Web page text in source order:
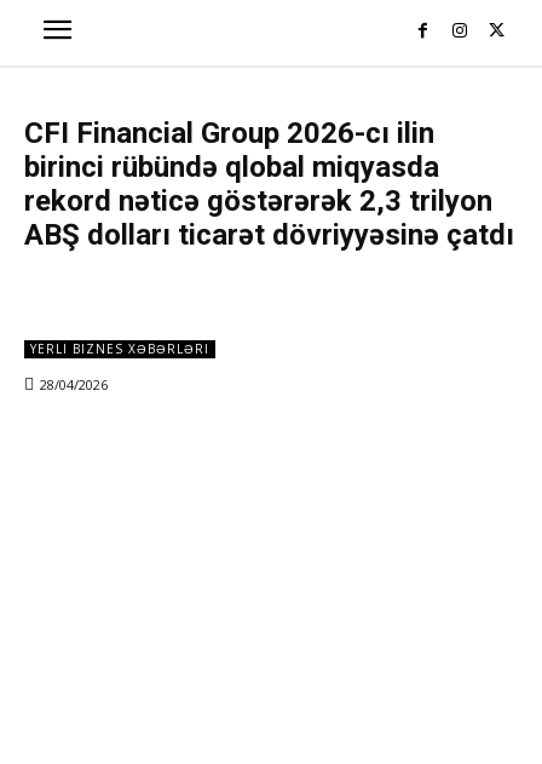
CFI Financial Group 2026-cı ilin
birinci rübündə qlobal miqyasda
rekord nəticə göstərərək 2,3 trilyon
ABŞ dolları ticarət dövriyyəsinə çatdı
YERLI BIZNES XƏBƏRLƏRI
28/04/2026